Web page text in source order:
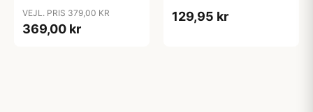
VEJL. PRIS 379,00 KR
369,00 kr
129,95 kr